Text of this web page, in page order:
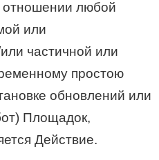
отношении любой
или
частичной или
простою
обновлений или
Площадок,
Действие.